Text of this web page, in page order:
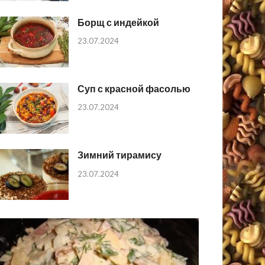
Борщ с индейкой
23.07.2024
Суп с красной фасолью
23.07.2024
Зимний тирамису
23.07.2024